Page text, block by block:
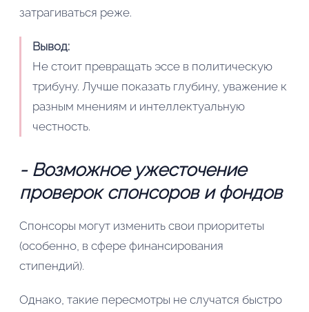
затрагиваться реже.
Вывод:
Не стоит превращать эссе в политическую
трибуну. Лучше показать глубину, уважение к
разным мнениям и интеллектуальную
честность.
- Возможное ужесточение
проверок спонсоров и фондов
Спонсоры могут изменить свои приоритеты
(особенно, в сфере финансирования
стипендий).
Однако, такие пересмотры не случатся быстро